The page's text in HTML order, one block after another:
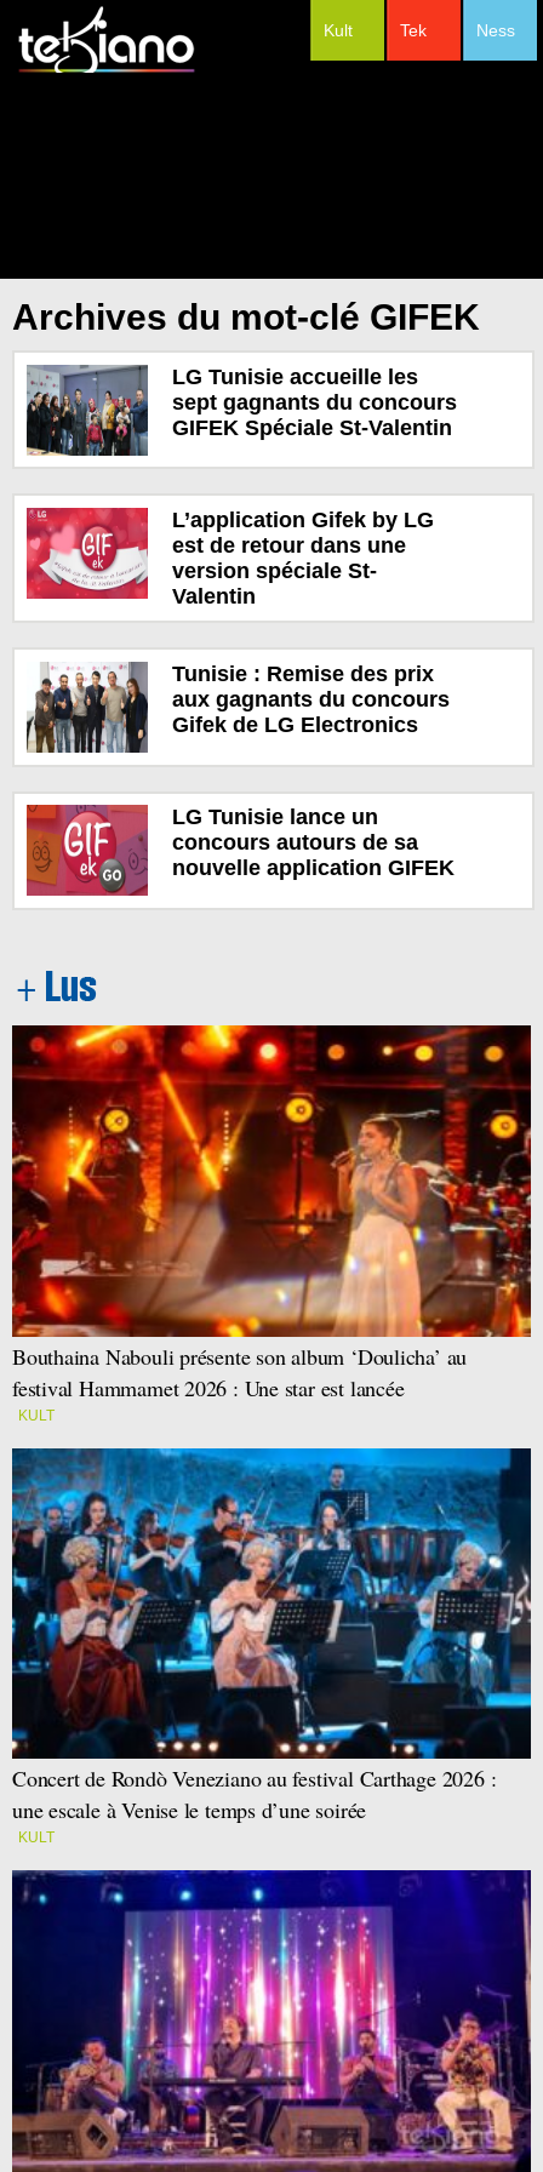
Ness
Tek
Kult
Archives du mot-clé GIFEK
LG Tunisie accueille les
sept gagnants du concours
GIFEK Spéciale St-Valentin
L’application Gifek by LG
est de retour dans une
version spéciale St-
Valentin
Tunisie : Remise des prix
aux gagnants du concours
Gifek de LG Electronics
LG Tunisie lance un
concours autours de sa
nouvelle application GIFEK
Bouthaina Nabouli présente son album ‘Doulicha’ au
festival Hammamet 2026 : Une star est lancée
KULT
Concert de Rondò Veneziano au festival Carthage 2026 :
une escale à Venise le temps d’une soirée
KULT